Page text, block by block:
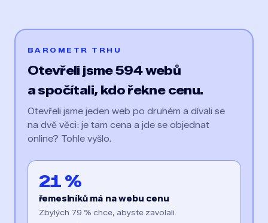
BAROMETR TRHU
Otevřeli jsme 594 webů
a spočítali, kdo řekne cenu.
Otevřeli jsme jeden web po druhém a dívali se
na dvě věci: je tam cena a jde se objednat
online? Tohle vyšlo.
21 %
řemeslníků má na webu cenu
Zbylých 79 % chce, abyste zavolali.